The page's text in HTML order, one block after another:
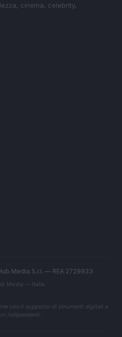
cinema, celebrity,
Media S.r.l. — REA 2729933
Media — Italia
con il supporto di strumenti digitali e
indipendenti.